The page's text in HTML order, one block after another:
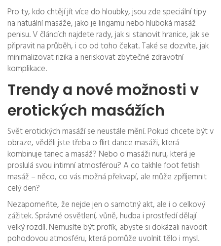
Pro ty, kdo chtějí jít více do hloubky, jsou zde speciální tipy
na natuální masáže, jako je lingamu nebo hluboká masáž
penisu. V článcích najdete rady, jak si stanovit hranice, jak se
připravit na průběh, i co od toho čekat. Také se dozvíte, jak
minimalizovat rizika a neriskovat zbytečné zdravotní
komplikace.
Trendy a nové možnosti v
erotických masážích
Svět erotických masáží se neustále mění. Pokud chcete být v
obraze, věděli jste třeba o flirt dance masáži, která
kombinuje tanec a masáž? Nebo o masáži nuru, která je
proslulá svou intimní atmosférou? A co takhle foot fetish
masáž – něco, co vás možná překvapí, ale může zpříjemnit
celý den?
Nezapomeňte, že nejde jen o samotný akt, ale i o celkový
zážitek. Správné osvětlení, vůně, hudba i prostředí dělají
velký rozdíl. Nemusíte být profík, abyste si dokázali navodit
pohodovou atmosféru, která pomůže uvolnit tělo i mysl.